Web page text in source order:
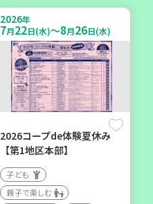
「フードドライブ」集中受
け付け！
2026年
7月22日(水)～8月26日(水)
2026コープde体験夏休み
【第1地区本部】
子ども
親子で楽しむ